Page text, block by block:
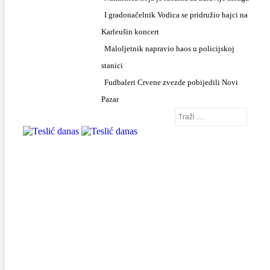
I gradonačelnik Vodica se pridružio hajci na
Karleušin koncert
Maloljetnik napravio haos u policijskoj
stanici
Fudbaleri Crvene zvezde pobijedili Novi
Pazar